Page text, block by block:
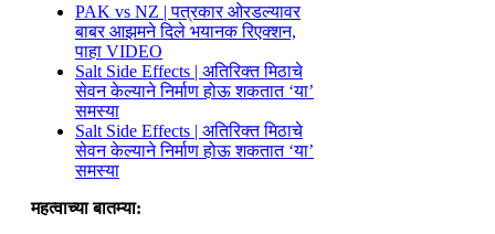
PAK vs NZ | पत्रकार ओरडल्यावर
बाबर आझमने दिले भयानक रिएक्शन,
पाहा VIDEO
Salt Side Effects | अतिरिक्त मिठाचे
सेवन केल्याने निर्माण होऊ शकतात ‘या’
समस्या
Salt Side Effects | अतिरिक्त मिठाचे
सेवन केल्याने निर्माण होऊ शकतात ‘या’
समस्या
महत्वाच्या बातम्या: